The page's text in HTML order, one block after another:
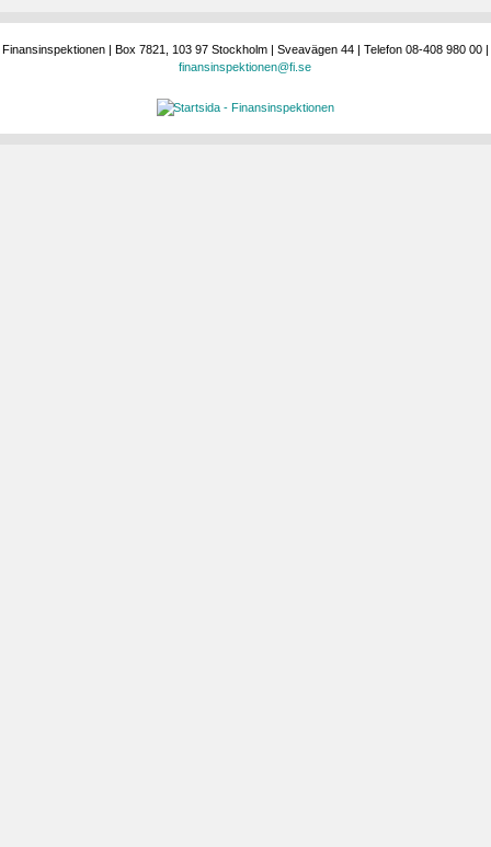
Finansinspektionen | Box 7821, 103 97 Stockholm | Sveavägen 44 | Telefon 08-408 980 00 |
finansinspektionen@fi.se